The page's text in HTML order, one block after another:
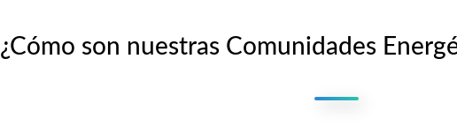
¿Cómo son nuestras Comunidades